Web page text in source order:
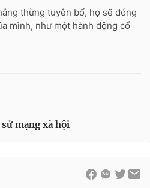
thừng tuyên bố, họ sẽ đóng
mình, như một hành động cổ
mạng xã hội